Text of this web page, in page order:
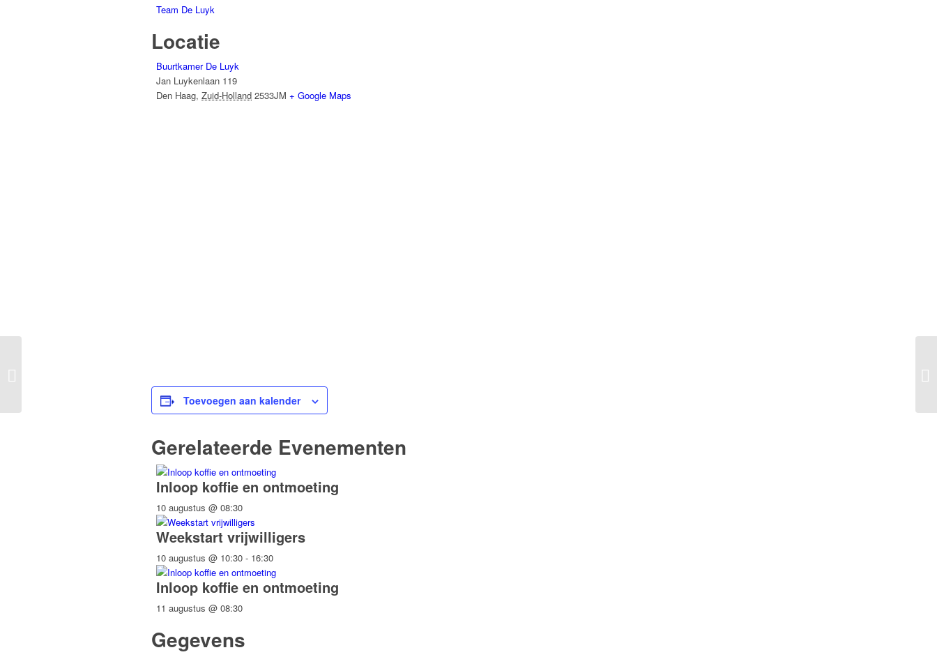
Team De Luyk
Locatie
Buurtkamer De Luyk
Jan Luykenlaan 119
Den Haag, Zuid-Holland 2533JM + Google Maps
Toevoegen aan kalender
Gerelateerde Evenementen
Inloop koffie en ontmoeting
10 augustus @ 08:30
Weekstart vrijwilligers
10 augustus @ 10:30 - 16:30
Inloop koffie en ontmoeting
11 augustus @ 08:30
Gegevens